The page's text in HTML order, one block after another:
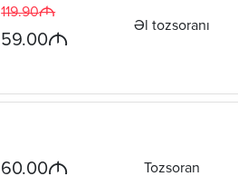
119.90M
59.00M
Əl tozsoranı
60.00M Tozsoran